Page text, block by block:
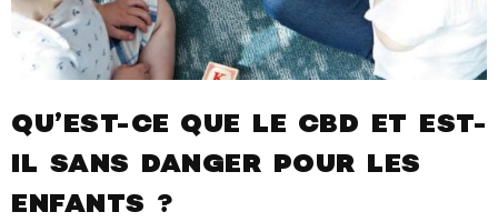
QU’EST-CE QUE LE CBD ET EST-
IL SANS DANGER POUR LES
ENFANTS ?